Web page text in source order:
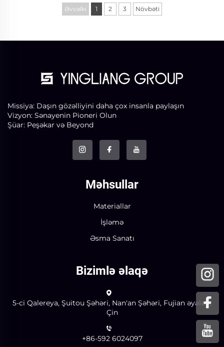
Əvvəlki 1 2 3 Növbəti
Missiya: Daşın gözəlliyini daha çox insanla paylaşın
Vizyon: Sənayenin Pioneri Olun
Şüar: Peşəkar və Beyond
Məhsullar
Materiallar
İşləmə
Əsma Sanatı
Bizimlə əlaqə
5-ci Qalereya, Şuitou Şəhəri, Nan'an Şəhəri, Fujian əyaləti,
Çin
+86-592 6024097